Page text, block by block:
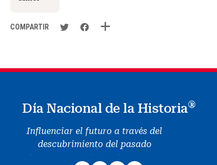
COMPARTIR
Día Nacional de la Historia®
Influenciar el futuro a través del
descubrimiento del pasado